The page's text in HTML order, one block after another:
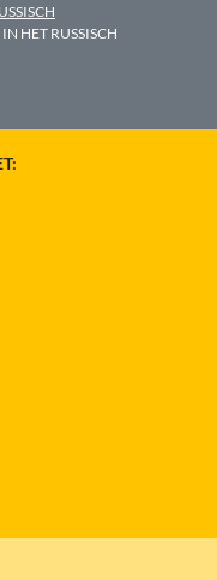
HET RUSSISCH